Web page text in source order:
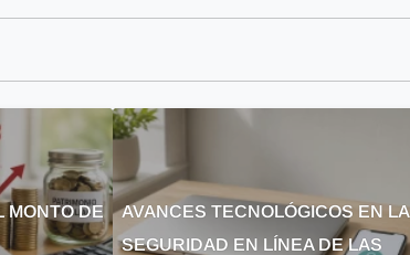
MONTO DE
AVANCES TECNOLÓGICOS EN LA
SEGURIDAD EN LÍNEA DE LAS